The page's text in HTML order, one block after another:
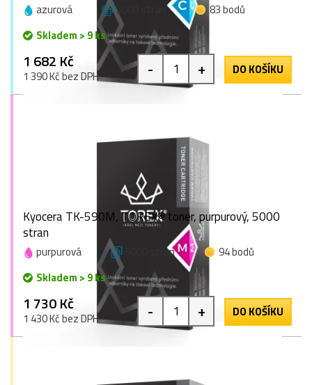
azurová 5000 stran
83 bodů
Skladem > 9 ks
1 682 Kč
1 390 Kč bez DPH - + DO KOŠÍKU
Kyocera TK-590M, TOREX® toner, purpurový, 5000
stran
purpurová 5000 stran
94 bodů
Skladem > 9 ks
1 730 Kč
1 430 Kč bez DPH - + DO KOŠÍKU